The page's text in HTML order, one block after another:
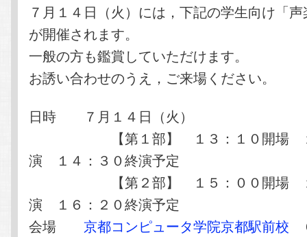
７月１４日（火）には，下記の学生向け「
が開催されます。
一般の方も鑑賞していただけます。
お誘い合わせのうえ，ご来場ください。
日時 ７月１４日（火）
【第１部】 １３：１０開場 １
演 １４：３０終演予定
【第２部】 １５：００開場 １
演 １６：２０終演予定
会場 京都コンピュータ学院京都駅前校